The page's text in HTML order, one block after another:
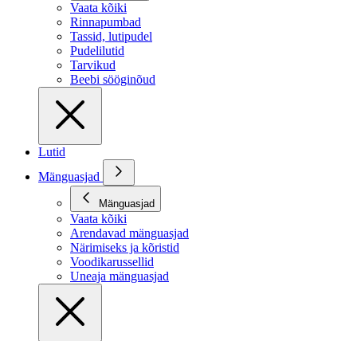
Vaata kõiki
Rinnapumbad
Tassid, lutipudel
Pudelilutid
Tarvikud
Beebi sööginõud
Lutid
Mänguasjad
Mänguasjad
Vaata kõiki
Arendavad mänguasjad
Närimiseks ja kõristid
Voodikarussellid
Uneaja mänguasjad